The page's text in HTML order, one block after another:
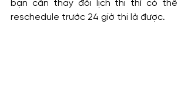
bạn cần thay đổi lịch thi thì có thể
reschedule trước 24 giờ thi là được.